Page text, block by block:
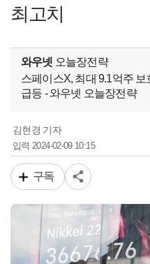
최고치
와우넷 오늘장전략
스페이스X, 최대 9.1억주
급등 - 와우넷 오늘장전략
김현경 기자
입력2024-02-09 10:15
구독